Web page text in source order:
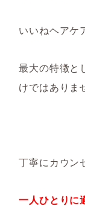
いいねヘアケ
最大の特徴と
けではありま
丁寧にカウン
一人ひとりに